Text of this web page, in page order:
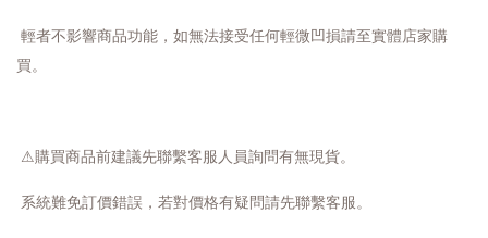
輕者不影響商品功能，如無法接受任何輕微凹損請至實體店家購
買。
⚠購買商品前建議先聯繫客服人員詢問有無現貨。
系統難免訂價錯誤，若對價格有疑問請先聯繫客服。